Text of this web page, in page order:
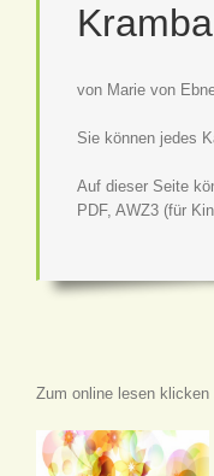
von Marie von
Sie können jedes
Auf dieser Seite
PDF, AWZ3 (für
Zum online lesen